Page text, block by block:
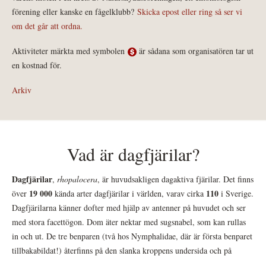
förening eller kanske en fågelklubb? Skicka epost eller ring så ser vi
om det går att ordna.
Aktiviteter märkta med symbolen
är sådana som organisatören tar ut
en kostnad för.
Arkiv
Vad är dagfjärilar?
Dagfjärilar, rhopalocera, är huvudsakligen dagaktiva fjärilar. Det finns
över 19 000 kända arter dagfjärilar i världen, varav cirka 110 i Sverige.
Dagfjärilarna känner dofter med hjälp av antenner på huvudet och ser
med stora facettögon. Dom äter nektar med sugsnabel, som kan rullas
in och ut. De tre benparen (två hos Nymphalidae, där är första benparet
tillbakabildat!) återfinns på den slanka kroppens undersida och på